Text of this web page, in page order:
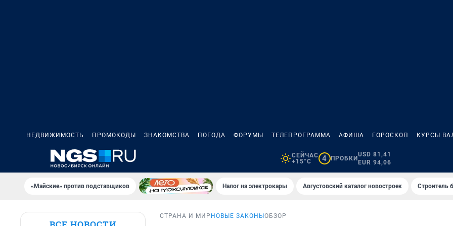
НЕДВИЖИМОСТЬ ПРОМОКОДЫ ЗНАКОМСТВА ПОГОДА ФОРУМЫ ТЕЛЕПРОГРАММА АФИША ГОРОСКОП КУРСЫ
СЕЙЧАС
+15°C
4 ПРОБКИ
USD 81,41
EUR 94,06
«Майские» против подставщиков Налог на электрокары Августовский каталог новостроек Строитель
СТРАНА И МИР НОВЫЕ ЗАКОНЫ ОБЗОР